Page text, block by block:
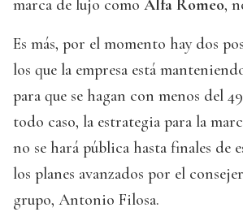
marca de lujo como Alfa Romeo,
Es más, por el momento hay dos
los que la empresa está
para que se hagan con menos del
todo caso, la estrategia para la
no se hará pública hasta finales de
los planes avanzados por el
grupo, Antonio Filosa.